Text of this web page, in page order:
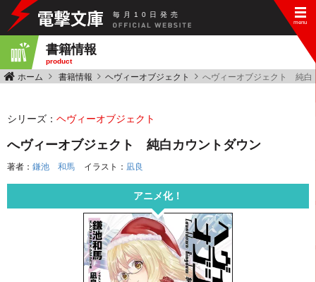
毎 月 10 日 発 売
書籍情報
product
ホーム 書籍情報 ヘヴィーオブジェクト へヴィーオブジェクト 純白
シリーズ： ヘヴィーオブジェクト
へヴィーオブジェクト 純白カウントダウン
著者： 鎌池 和馬 イラスト： 凪良
アニメ化！